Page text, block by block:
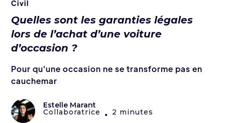
Civil
Quelles sont les garanties légales
lors de l’achat d’une voiture
d’occasion ?
Pour qu'une occasion ne se transforme pas en
cauchemar
Estelle Marant
Collaboratrice • 2 minutes